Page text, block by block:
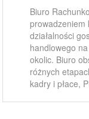
Biuro
prowadzeniem
działalności
handlowego
okolic. Biuro
różnych
kadry i płace,